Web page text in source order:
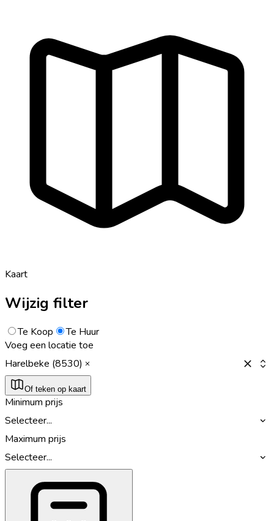
Kaart
Wijzig filter
Te Koop
Te Huur
Voeg een locatie toe
Harelbeke (8530)
Of teken op kaart
Minimum prijs
Selecteer...
Maximum prijs
Selecteer...